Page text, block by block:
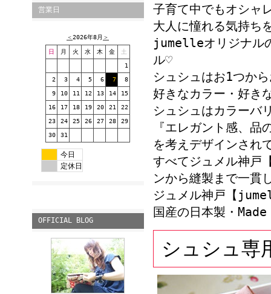
営業日
＜2026年8月 ＞
日 月 火 水 木 金 土
1
2 3 4 5 6 7 8
9 10 11 12 13 14 15
16 17 18 19 20 21 22
23 24 25 26 27 28 29
30 31
今日
定休日
OFFICIAL BLOG
子育て中でもオシャ
大人に憧れる気持ち
jumelleオリジナル
ル♡
シュシュはお1つか
好きなカラー・好き
シュシュはカラーバ
『エレガント感、
を考えデザインされ
すべてジュメル神戸
ンから縫製まで一貫
ジュメル神戸【
国産の日本製・
シュシュ専